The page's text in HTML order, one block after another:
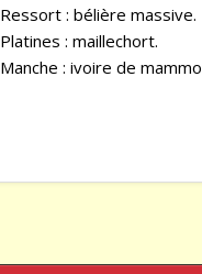
Ressort : bélière massive.
Platines : maillechort.
Manche : ivoire de